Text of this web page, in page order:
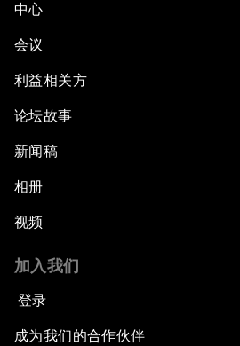
中心
会议
利益相关方
论坛故事
新闻稿
相册
视频
加入我们
登录
成为我们的合作伙伴